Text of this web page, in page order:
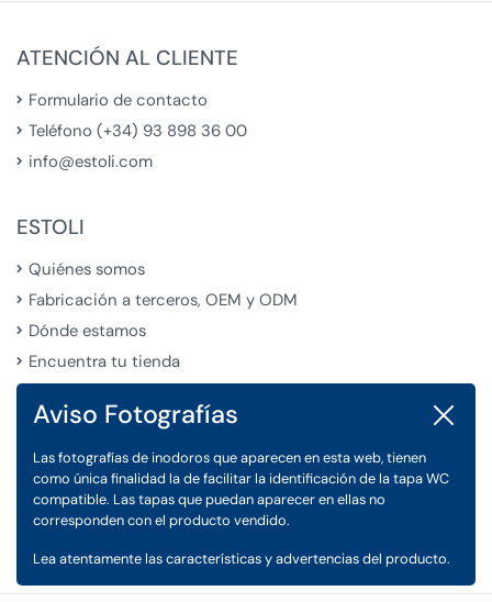
ATENCIÓN AL CLIENTE
Formulario de contacto
Teléfono (+34) 93 898 36 00
info@estoli.com
ESTOLI
Quiénes somos
Fabricación a terceros, OEM y ODM
Dónde estamos
Encuentra tu tienda
LEGAL
Condiciones Generales de Venta
Aviso Legal
Política de Privacidad y Cookies
Aviso Fotografías
Las fotografías de inodoros que aparecen en esta web, tienen
como única finalidad la de facilitar la identificación de la tapa WC
compatible. Las tapas que puedan aparecer en ellas no
corresponden con el producto vendido.
Lea atentamente las características y advertencias del producto.
Cerrar